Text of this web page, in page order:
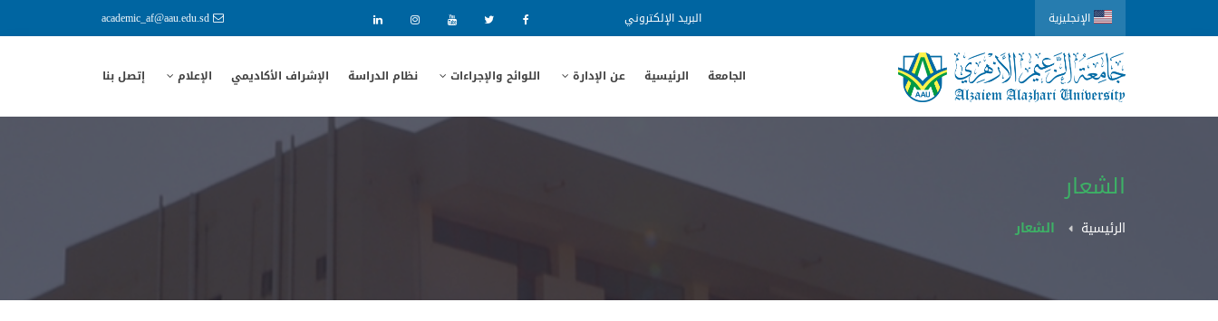
الإنجليزية البريد الإلكتروني academic_af@aau.edu.sd
الجامعة الرئيسية عن الإدارة اللوائح والإجراءات نظام الدراسة الإشراف الأكاديمي الإعلام إتصل بنا
الشعار
الرئيسية الشعار